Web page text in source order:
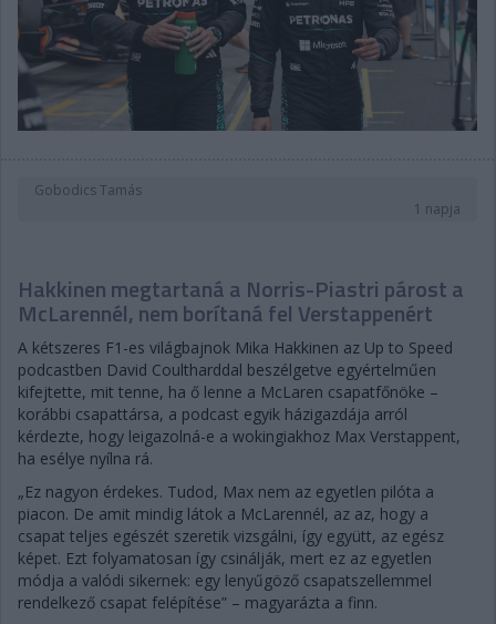
Gobodics Tamás
1 napja
Hakkinen megtartaná a Norris-Piastri párost a
McLarennél, nem borítaná fel Verstappenért
A kétszeres F1-es világbajnok Mika Hakkinen az Up to Speed
podcastben David Coultharddal beszélgetve egyértelműen
kifejtette, mit tenne, ha ő lenne a McLaren csapatfőnöke –
korábbi csapattársa, a podcast egyik házigazdája arról
kérdezte, hogy leigazolná-e a wokingiakhoz Max Verstappent,
ha esélye nyílna rá.
„Ez nagyon érdekes. Tudod, Max nem az egyetlen pilóta a
piacon. De amit mindig látok a McLarennél, az az, hogy a
csapat teljes egészét szeretik vizsgálni, így együtt, az egész
képet. Ezt folyamatosan így csinálják, mert ez az egyetlen
módja a valódi sikernek: egy lenyűgöző csapatszellemmel
rendelkező csapat felépítése” – magyarázta a finn.